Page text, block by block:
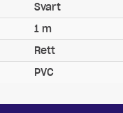
Svart
1 m
Rett
PVC